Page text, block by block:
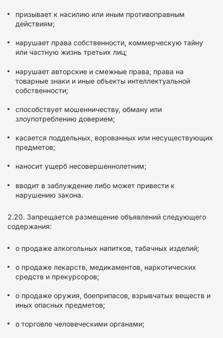
призывает к насилию или иным противоправным
действиям;
нарушает права собственности, коммерческую тайну
или частную жизнь третьих лиц;
нарушает авторские и смежные права, права на
товарные знаки и иные объекты интеллектуальной
собственности;
способствует мошенничеству, обману или
злоупотреблению доверием;
касается поддельных, ворованных или несуществующих
предметов;
наносит ущерб несовершеннолетним;
вводит в заблуждение либо может привести к
нарушению закона.
2.20. Запрещается размещение объявлений следующего
содержания:
о продаже алкогольных напитков, табачных изделий;
о продаже лекарств, медикаментов, наркотических
средств и прекурсоров;
о продаже оружия, боеприпасов, взрывчатых веществ и
иных опасных предметов;
о торговле человеческими органами;